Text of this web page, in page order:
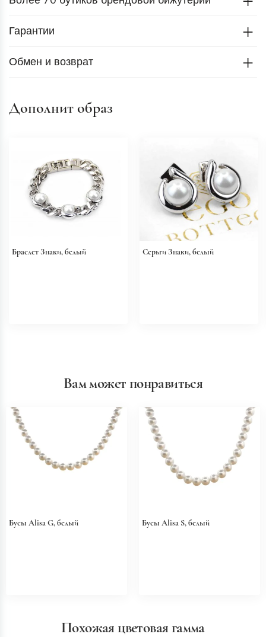
Гарантии
Обмен и возврат
Дополнит образ
Браслет Знаки, белый Серьги Знаки, белый
Вам может понравиться
Бусы Alisa G, белый Бусы Alisa S, белый
Похожая цветовая гамма